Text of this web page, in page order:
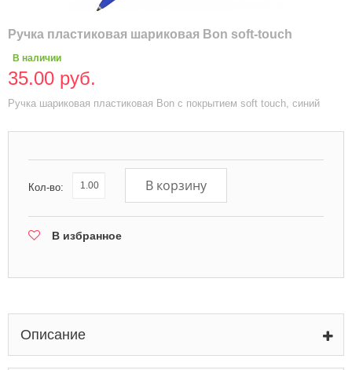
Ручка пластиковая шариковая Bon soft-touch
В наличии
35.00 руб.
Ручка шариковая пластиковая Bon с покрытием soft touch, синий
Кол-во: В корзину
В избранное
Описание